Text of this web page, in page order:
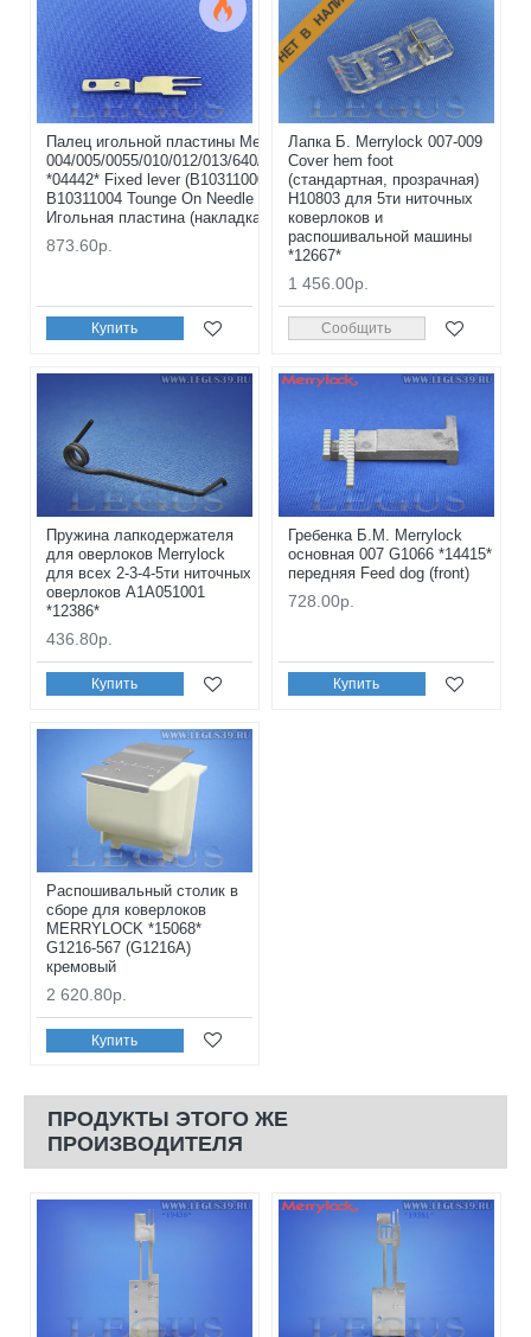
Палец игольной пластины Merrylock
004/005/0055/010/012/013/640/740/840
*04442* Fixed lever (B10311000)
B10311004 Tounge On Needle Plate
Игольная пластина (накладка)
873.60р.
Купить
НЕТ В НАЛИЧИИ
Лапка Б. Merrylock 007-009
Cover hem foot
(стандартная, прозрачная)
H10803 для 5ти ниточных
коверлоков и
распошивальной машины
*12667*
1 456.00р.
Сообщить
Пружина лапкодержателя
для оверлоков Merrylock
для всех 2-3-4-5ти ниточных
оверлоков A1A051001
*12386*
436.80р.
Купить
Гребенка Б.М. Merrylock
основная 007 G1066 *14415*
передняя Feed dog (front)
728.00р.
Купить
Распошивальный столик в
сборе для коверлоков
MERRYLOCK *15068*
G1216-567 (G1216A)
кремовый
2 620.80р.
Купить
ПРОДУКТЫ ЭТОГО ЖЕ
ПРОИЗВОДИТЕЛЯ